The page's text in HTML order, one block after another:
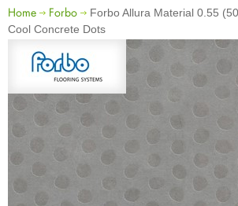
Home Forbo
Forbo Allura Material 0.55
Cool Concrete Dots